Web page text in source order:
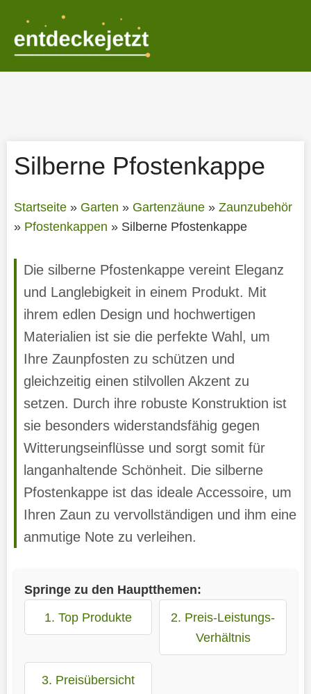
springen
Silberne Pfostenkappe
Startseite» Garten » Gartenzäune» Zaunzubehör
» Pfostenkappen » Silberne Pfostenkappe
Die silberne Pfostenkappe vereint Eleganz
und Langlebigkeit in einem Produkt. Mit
ihrem edlen Design und hochwertigen
Materialien ist sie die perfekte Wahl, um
Ihre Zaunpfosten zu schützen und
gleichzeitig einen stilvollen Akzent zu
setzen. Durch ihre robuste Konstruktion ist
sie besonders widerstandsfähig gegen
Witterungseinflüsse und sorgt somit für
langanhaltende Schönheit. Die silberne
Pfostenkappe ist das ideale Accessoire, um
Ihren Zaun zu vervollständigen und ihm eine
anmutige Note zu verleihen.
Springe zu den Hauptthemen:
1. Top Produkte
2. Preis-Leistungs-
Verhältnis
3. Preisübersicht